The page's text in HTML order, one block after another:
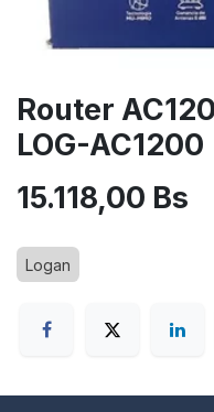
Router
LOG-AC1200
15.118,00 Bs
Logan